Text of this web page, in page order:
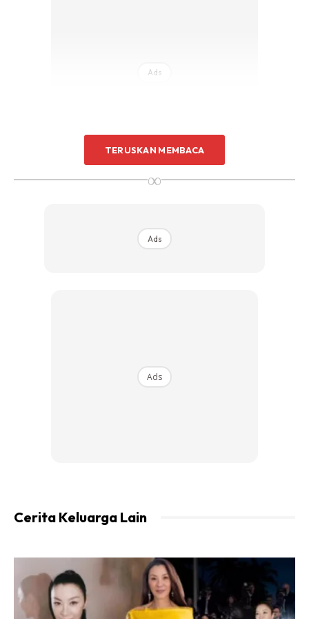
Ads
Menurut Danial, keadaan ketika itu sangat mencemaskan.
Danial Arabi, 36, jiran kepada keluarga mangsa
TERUSKAN MEMBACA
∞
Ads
Ads
Cerita Keluarga Lain